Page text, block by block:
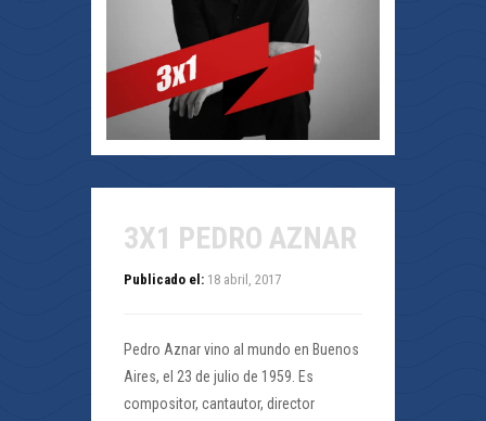
3X1 PEDRO AZNAR
Publicado el: 18 abril, 2017
Pedro Aznar vino al mundo en Buenos
Aires, el 23 de julio de 1959. Es
compositor, cantautor, director